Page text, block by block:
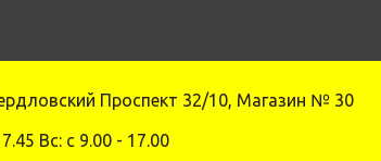
Проспект 32/10, Магазин № 30
Вс: c 9.00 - 17.00